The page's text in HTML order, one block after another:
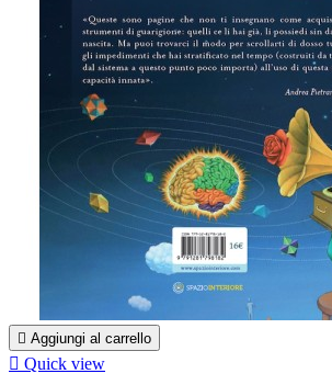
 Aggiungi al carrello
 Quick view